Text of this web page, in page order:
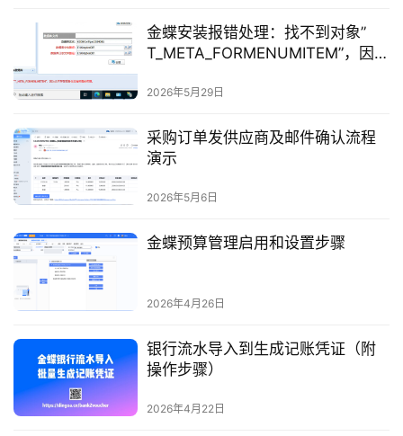
金蝶安装报错处理：找不到对象”
T_META_FORMENUMITEM”，因为
2026年5月29日
采购订单发供应商及邮件确认流程
演示
2026年5月6日
金蝶预算管理启用和设置步骤
2026年4月26日
银行流水导入到生成记账凭证（附
操作步骤）
2026年4月22日